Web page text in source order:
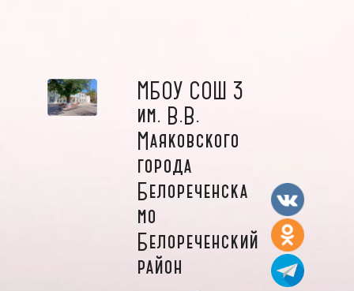
МБОУ СОШ 3
им. В.В.
Маяковского
города
Белореченска
мо
Белореченский
район